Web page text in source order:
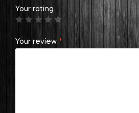
Your rating
Your review *